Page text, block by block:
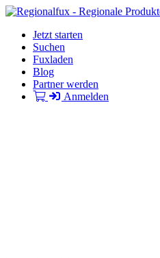
Jetzt starten
Suchen
Fuxladen
Blog
Partner werden
Anmelden